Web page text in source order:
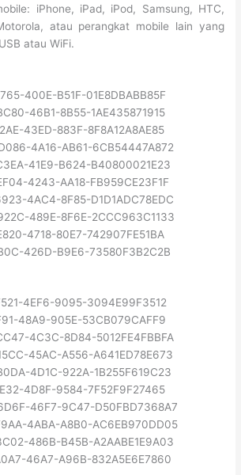
iPhone, iPad, iPod, Samsung, HTC,
atau perangkat mobile lain yang
atau WiFi.
400E-B51F-01E8DBABB85F
46B1-8B55-1AE435871915
43ED-883F-8F8A12A8AE85
4A16-AB61-6CB54447A872
41E9-B624-B40800021E23
4243-AA18-FB959CE23F1F
4AC4-8F85-D1D1ADC78EDC
489E-8F6E-2CCC963C1133
4718-80E7-742907FE51BA
426D-B9E6-73580F3B2C2B
4EF6-9095-3094E99F3512
48A9-905E-53CB079CAFF9
4C3C-8D84-5012FE4FBBFA
45AC-A556-A641ED78E673
4D1C-922A-1B255F619C23
4D8F-9584-7F52F9F27465
46F7-9C47-D50FBD7368A7
4ABA-A8B0-AC6EB970DD05
486B-B45B-A2AABE1E9A03
46A7-A96B-832A5E6E7860